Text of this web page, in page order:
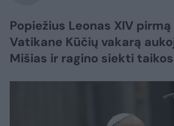
Popiežius Leonas XIV
Vatikane Kūčių vakarą
Mišias ir ragino siekti